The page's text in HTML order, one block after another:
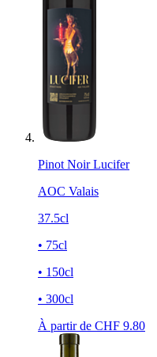
Pinot Noir Lucifer
AOC Valais
37.5cl
• 75cl
• 150cl
• 300cl
À partir de CHF 9.80